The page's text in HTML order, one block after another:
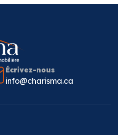
Écrivez-nous
info@charisma.ca